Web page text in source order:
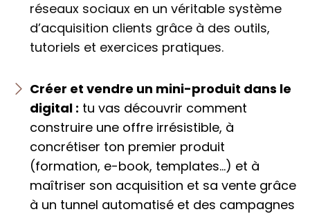
réseaux sociaux en un véritable système
d’acquisition clients grâce à des outils,
tutoriels et exercices pratiques.
Créer et vendre un mini-produit dans le
digital : tu vas découvrir comment
construire une offre irrésistible, à
concrétiser ton premier produit
(formation, e-book, templates…) et à
maîtriser son acquisition et sa vente grâce
à un tunnel automatisé et des campagnes